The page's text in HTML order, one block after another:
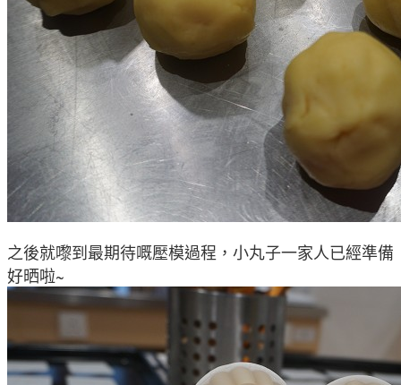
之後就嚟到最期待嘅壓模過程 ， 小丸子一家人已經準備
好晒啦~